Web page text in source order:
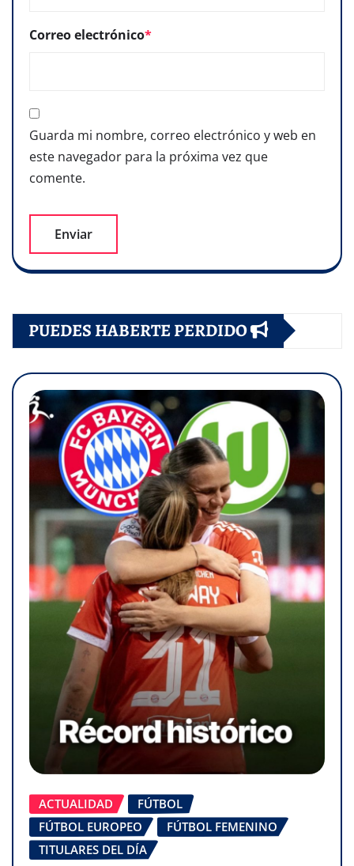
Correo electrónico*
Guarda mi nombre, correo electrónico y web en
este navegador para la próxima vez que
comente.
PUEDES HABERTE PERDIDO
ACTUALIDAD
FÚTBOL
FÚTBOL EUROPEO
FÚTBOL FEMENINO
TITULARES DEL DÍA